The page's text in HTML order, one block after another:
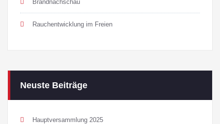
Brandnachschau
Rauchentwicklung im Freien
Neuste Beiträge
Hauptversammlung 2025